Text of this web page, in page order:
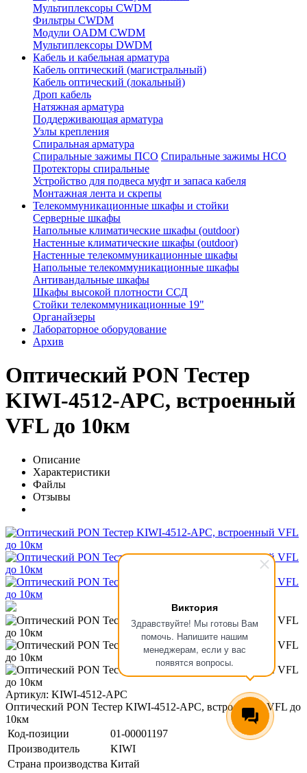
Виктория
Здравствуйте! Мы готовы Вам
помочь. Напишите нашим
менеджерам, если у вас
появятся вопросы.
Мультиплексоры CWDM
Фильтры CWDM
Модули OADM CWDM
Мультиплексоры DWDM
Кабель и кабельная арматура
Кабель оптический (магистральный)
Кабель оптический (локальный)
Дроп кабель
Натяжная арматура
Поддерживающая арматура
Узлы крепления
Спиральная арматура
Спиральные зажимы ПСО Спиральные зажимы НСО
Протекторы спиральные
Устройство для подвеса муфт и запаса кабеля
Монтажная лента и скрепы
Телекоммуникационные шкафы и стойки
Серверные шкафы
Напольные климатические шкафы (outdoor)
Настенные климатические шкафы (outdoor)
Настенные телекоммуникационные шкафы
Напольные телекоммуникационные шкафы
Антивандальные шкафы
Шкафы высокой плотности ССД
Стойки телекоммуникационные 19"
Органайзеры
Лабораторное оборудование
Архив
Оптический PON Тестер
KIWI-4512-APC, встроенный
VFL до 10км
Описание
Характеристики
Файлы
Отзывы
Артикул: KIWI-4512-APC
Оптический PON Тестер KIWI-4512-APC, встроенный VFL до
10км
Код-позиции
01-00001197
Производитель
KIWI
Страна производства Китай